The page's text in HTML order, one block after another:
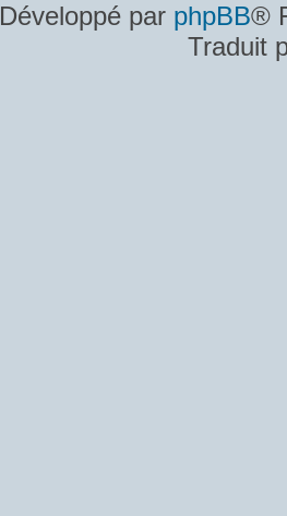
Développé par phpBB®
Traduit